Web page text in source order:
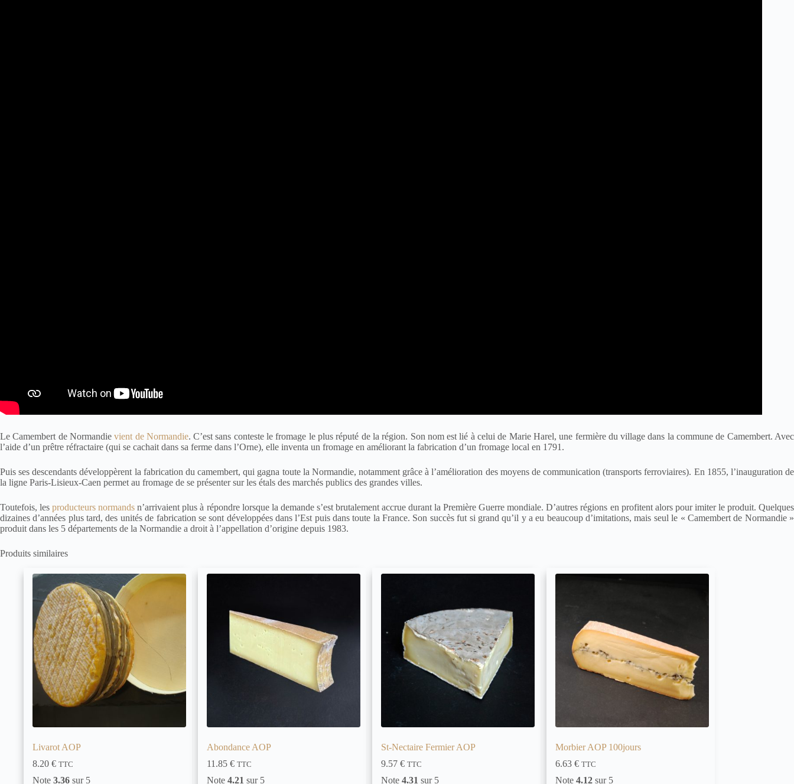
Le Camembert de Normandievient de Normandie. C’est sans conteste le fromage le plus réputé de la région. Son nom est lié à celui de Marie Harel, une fermière du village dans la commune de Camembert. Avec
l’aide d’un prêtre réfractaire (qui se cachait dans sa ferme dans l’Orne), elle inventa un fromage en améliorant la fabrication d’un fromage local en 1791.
Puis ses descendants développèrent la fabrication du camembert, qui gagna toute la Normandie, notamment grâce à l’amélioration des moyens de communication (transports ferroviaires). En 1855, l’inauguration de
la ligne Paris-Lisieux-Caen permet au fromage de se présenter sur les étals des marchés publics des grandes villes.
Toutefois, lesproducteurs normands n’arrivaient plus à répondre lorsque la demande s’est brutalement accrue durant la Première Guerre mondiale. D’autres régions en profitent alors pour imiter le produit. Quelques
dizaines d’années plus tard, des unités de fabrication se sont développées dans l’Est puis dans toute la France. Son succès fut si grand qu’il y a eu beaucoup d’imitations, mais seul le « Camembert de Normandie »
produit dans les 5 départements de la Normandie a droit à l’appellation d’origine depuis 1983.
Produits similaires
Livarot AOP
8.20 € TTC
Note 3.36 sur 5
Abondance AOP
11.85 € TTC
Note 4.21 sur 5
St-Nectaire Fermier AOP
9.57 € TTC
Note 4.31 sur 5
Morbier AOP 100jours
6.63 € TTC
Note 4.12sur 5